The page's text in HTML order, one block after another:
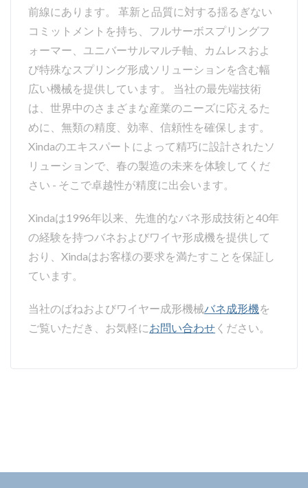
前線にあります。 革新と品質に対する揺るぎない
コミットメントを持ち、フルサーボスプリングフ
ォーマー、ユニバーサルマルチ軸、カムレスおよ
び特殊なスプリング形成ソリューションを含む幅
広い機械を提供しています。 当社の最先端技術
は、世界中のさまざまな産業のニーズに応えるた
めに、無類の精度、効率、信頼性を確保します。
Xindaのエキスパートによって精巧に設計されたソ
リューションで、春の製造の未来を体験してくだ
さい - そこで卓越性が精度に出会います。
Xindaは1996年以来、先進的なバネ形成技術と40年
の経験を持つバネおよびワイヤ形成機を提供して
おり、Xindaはお客様の要求を満たすことを保証し
ています。
当社のばねおよびワイヤー成形機械バネ成形機を
ご覧いただき、お気軽に お問い合わせ ください。